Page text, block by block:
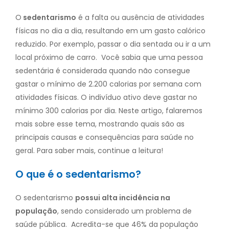
O sedentarismo é a falta ou ausência de atividades
físicas no dia a dia, resultando em um gasto calórico
reduzido. Por exemplo, passar o dia sentada ou ir a um
local próximo de carro. Você sabia que uma pessoa
sedentária é considerada quando não consegue
gastar o mínimo de 2.200 calorias por semana com
atividades físicas. O indivíduo ativo deve gastar no
mínimo 300 calorias por dia. Neste artigo, falaremos
mais sobre esse tema, mostrando quais são as
principais causas e consequências para saúde no
geral. Para saber mais, continue a leitura!
O que é o sedentarismo?
O sedentarismo possui alta incidência na
população, sendo considerado um problema de
saúde pública. Acredita-se que 46% da população